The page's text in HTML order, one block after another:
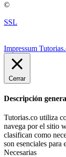
©
SSL
Impressum
Cerrar
Descripción
Tutorias.co utiliza
navega por el sitio
clasifican como
son esenciales
Necesarias